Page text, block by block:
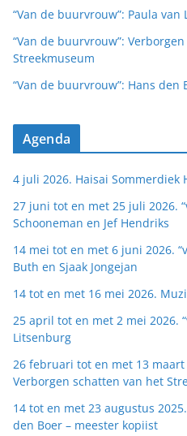
“Van de buurvrouw”: Paula van
“Van de buurvrouw”:
Streekmuseum
“Van de buurvrouw”: Hans den
Agenda
4 juli 2026. Haisai Sommerdiek
27 juni tot en met 25 juli 2026.
Schooneman en Jef Hendriks
14 mei tot en met 6 juni 2026.
Buth en Sjaak Jongejan
14 tot en met 16 mei 2026.
25 april tot en met 2 mei 2026.
Litsenburg
26 februari tot en met 13 maart
Verborgen schatten van het
14 tot en met 23 augustus
den Boer – meester kopiist